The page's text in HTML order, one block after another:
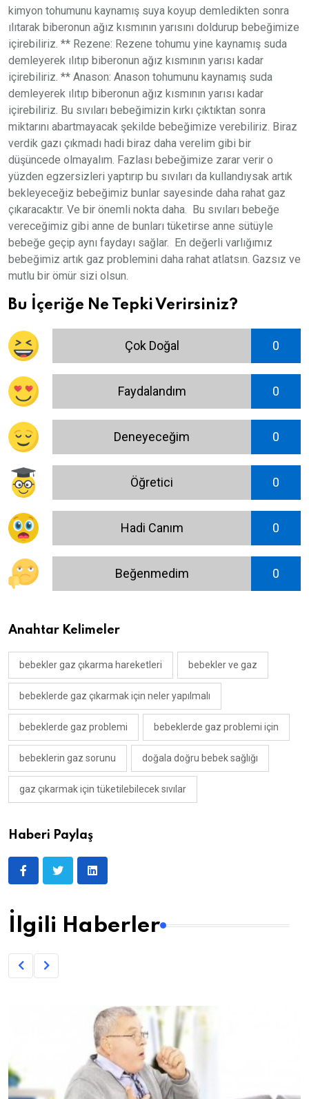
kimyon tohumunu kaynamış suya koyup demledikten sonra
ılıtarak biberonun ağız kısmının yarısını doldurup bebeğimize
içirebiliriz. ** Rezene: Rezene tohumu yine kaynamış suda
demleyerek ılıtıp biberonun ağız kısmının yarısı kadar
içirebiliriz. ** Anason: Anason tohumunu kaynamış suda
demleyerek ılıtıp biberonun ağız kısmının yarısı kadar
içirebiliriz. Bu sıvıları bebeğimizin kırkı çıktıktan sonra
miktarını abartmayacak şekilde bebeğimize verebiliriz. Biraz
verdik gazı çıkmadı hadi biraz daha verelim gibi bir
düşüncede olmayalım. Fazlası bebeğimize zarar verir o
yüzden egzersizleri yaptırıp bu sıvıları da kullandıysak artık
bekleyeceğiz bebeğimiz bunlar sayesinde daha rahat gaz
çıkaracaktır. Ve bir önemli nokta daha. Bu sıvıları bebeğe
vereceğimiz gibi anne de bunları tüketirse anne sütüyle
bebeğe geçip aynı faydayı sağlar. En değerli varlığımız
bebeğimiz artık gaz problemini daha rahat atlatsın. Gazsız ve
mutlu bir ömür sizi olsun.
Bu İçeriğe Ne Tepki Verirsiniz?
Çok Doğal 0
Faydalandım 0
Deneyeceğim 0
Öğretici 0
Hadi Canım 0
Beğenmedim 0
Anahtar Kelimeler
bebekler gaz çıkarma hareketleri bebekler ve gaz
bebeklerde gaz çıkarmak için neler yapılmalı
bebeklerde gaz problemi bebeklerde gaz problemi için
bebeklerin gaz sorunu doğala doğru bebek sağlığı
gaz çıkarmak için tüketilebilecek sıvılar
Haberi Paylaş
İlgili Haberler